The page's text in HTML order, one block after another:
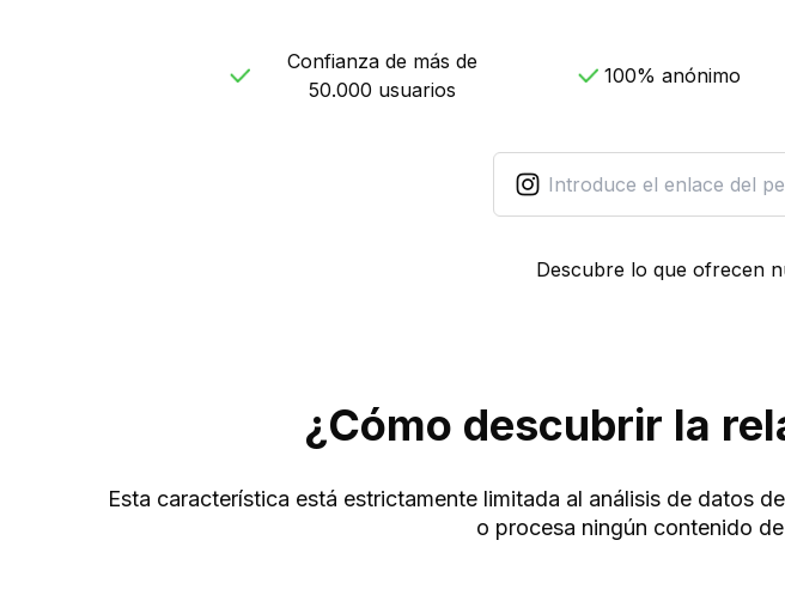
Confianza de más de
50.000 usuarios
100% anónimo
Descubre lo que ofrecen
¿Cómo descubrir la
Esta característica está estrictamente limitada al análisis de datos
o procesa ningún contenido